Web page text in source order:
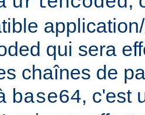
qui sera
chaînes de
base64, c'est